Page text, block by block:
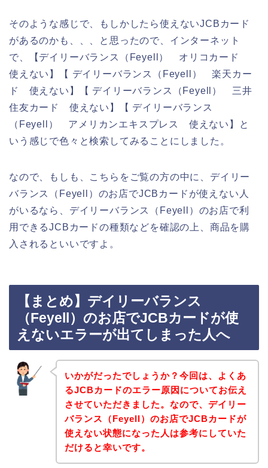
そのような感じで、もしかしたら使えないJCBカード
があるのかも、、、と思ったので、インターネット
で、【デイリーバランス（Feyell） オリコカード
使えない】【 デイリーバランス（Feyell） 楽天カー
ド 使えない】【 デイリーバランス（Feyell） 三井
住友カード 使えない】【 デイリーバランス
（Feyell） アメリカンエキスプレス 使えない】と
いう感じで色々と検索してみることにしました。
なので、もしも、こちらをご覧の方の中に、デイリー
バランス（Feyell）のお店でJCBカードが使えない人
がいるなら、デイリーバランス（Feyell）のお店で利
用できるJCBカードの種類などを確認の上、商品を購
入されるといいですよ。
【まとめ】デイリーバランス
（Feyell）のお店でJCBカードが使
えないエラーが出てしまった人へ
いかがだったでしょうか？今回は、よくあ
るJCBカードのエラー原因についてお伝え
させていただきました。なので、デイリー
バランス（Feyell）のお店でJCBカードが
使えない状態になった人は参考にしていた
だけると幸いです。